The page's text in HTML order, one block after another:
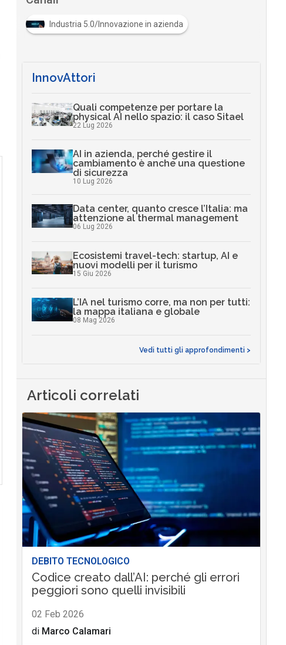
Industria 5.0/Innovazione in azienda
InnovAttori
Quali competenze per portare la
physical AI nello spazio: il caso Sitael
22 Lug 2026
AI in azienda, perché gestire il
cambiamento è anche una questione
di sicurezza
10 Lug 2026
Data center, quanto cresce l’Italia: ma
attenzione al thermal management
06 Lug 2026
Ecosistemi travel-tech: startup, AI e
nuovi modelli per il turismo
15 Giu 2026
L’IA nel turismo corre, ma non per tutti:
la mappa italiana e globale
08 Mag 2026
Vedi tutti gli approfondimenti >
Articoli correlati
DEBITO TECNOLOGICO
Codice creato dall’AI: perché gli errori
peggiori sono quelli invisibili
02 Feb 2026
di Marco Calamari